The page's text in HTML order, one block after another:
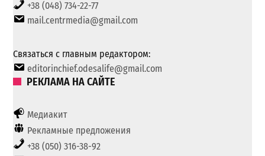
+38 (048) 734-22-77
mail.centrmedia@gmail.com
Связаться с главным редактором:
editorinchief.odesalife@gmail.com
РЕКЛАМА НА САЙТЕ
Медиакит
Рекламные предложения
+38 (050) 316-38-92